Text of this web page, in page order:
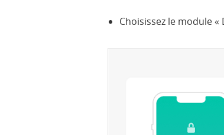
Choisissez le module